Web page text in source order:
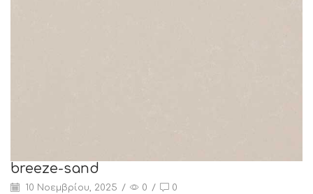
breeze-sand
10 Νοεμβρίου, 2025 / 0 / 0